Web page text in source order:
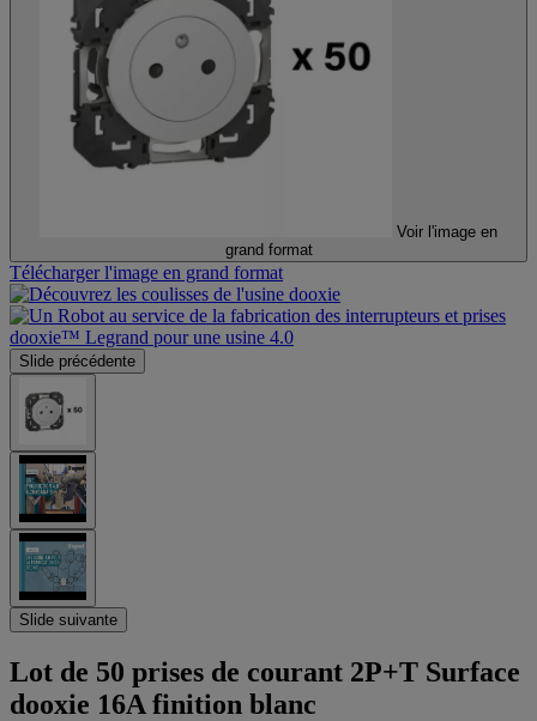
Voir l'image en
grand format
Télécharger l'image en grand format
Slide précédente
Slide suivante
Lot de 50 prises de courant 2P+T Surface
dooxie 16A finition blanc